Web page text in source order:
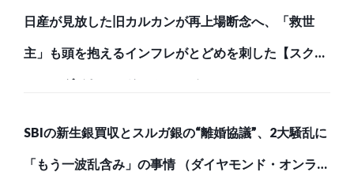
日産が見放した旧カルカンが再上場断念へ、「救世
主」も頭を抱えるインフレがとどめを刺した【スク
ー… （ダイヤモンド・オンライン）
SBIの新生銀買収とスルガ銀の“離婚協議”、2大騒乱に
「もう一波乱含み」の事情 （ダイヤモンド・オンライ